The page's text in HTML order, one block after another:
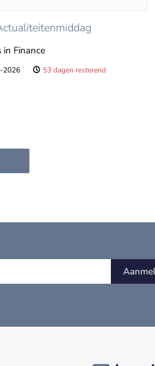
in Finance
2026 53 dagen resterend